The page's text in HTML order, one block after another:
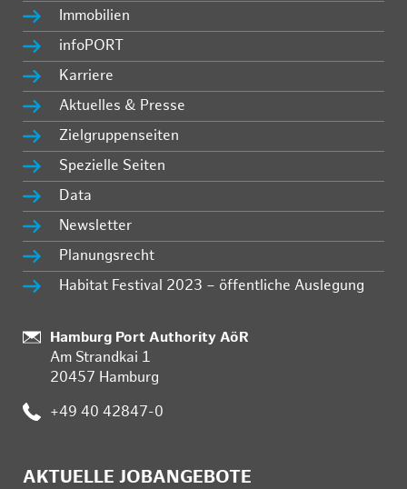
Immobilien
infoPORT
Karriere
Aktuelles & Presse
Zielgruppenseiten
Spezielle Seiten
Data
Newsletter
Planungsrecht
Habitat Festival 2023 – öffentliche Auslegung
Standort:
Hamburg Port Authority AöR
Am Strandkai 1
20457 Hamburg
Telefon:
+49 40 42847-0
AKTUELLE JOBANGEBOTE